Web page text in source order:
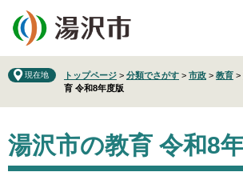
の
先
で
。
ー
を
ば
て
本
現在地 トップページ > 分類でさがす > 市政 > 教育 >
育 令和8年度版
文
湯沢市の教育 令和8